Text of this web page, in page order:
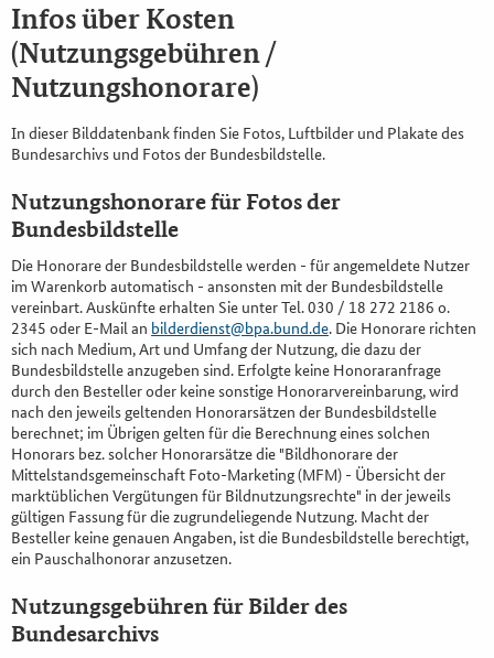
Infos über Kosten
(Nutzungsgebühren /
Nutzungshonorare)
In dieser Bilddatenbank finden Sie Fotos, Luftbilder und Plakate des
Bundesarchivs und Fotos der Bundesbildstelle.
Nutzungshonorare für Fotos der
Bundesbildstelle
Die Honorare der Bundesbildstelle werden - für angemeldete Nutzer
im Warenkorb automatisch - ansonsten mit der Bundesbildstelle
vereinbart. Auskünfte erhalten Sie unter Tel. 030 / 18 272 2186 o.
2345 oder E-Mail an bilderdienst@bpa.bund.de. Die Honorare richten
sich nach Medium, Art und Umfang der Nutzung, die dazu der
Bundesbildstelle anzugeben sind. Erfolgte keine Honoraranfrage
durch den Besteller oder keine sonstige Honorarvereinbarung, wird
nach den jeweils geltenden Honorarsätzen der Bundesbildstelle
berechnet; im Übrigen gelten für die Berechnung eines solchen
Honorars bez. solcher Honorarsätze die "Bildhonorare der
Mittelstandsgemeinschaft Foto-Marketing (MFM) - Übersicht der
marktüblichen Vergütungen für Bildnutzungsrechte" in der jeweils
gültigen Fassung für die zugrundeliegende Nutzung. Macht der
Besteller keine genauen Angaben, ist die Bundesbildstelle berechtigt,
ein Pauschalhonorar anzusetzen.
Nutzungsgebühren für Bilder des
Bundesarchivs